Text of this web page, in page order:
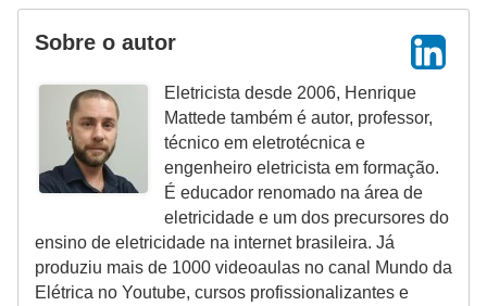
Sobre o autor
Eletricista desde 2006, Henrique
Mattede também é autor, professor,
técnico em eletrotécnica e
engenheiro eletricista em formação.
É educador renomado na área de
eletricidade e um dos precursores do
ensino de eletricidade na internet brasileira. Já
produziu mais de 1000 videoaulas no canal Mundo da
Elétrica no Youtube, cursos profissionalizantes e
c
i
I
s
t